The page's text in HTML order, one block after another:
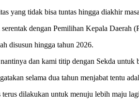
yang tidak bisa tuntas hingga diakhir
dengan Pemilihan Kepala Daerah
disusun hingga tahun 2026.
dan kami titip dengan Sekda untuk
selama dua tahun menjabat tentu
dilakukan untuk menuju lebih maju